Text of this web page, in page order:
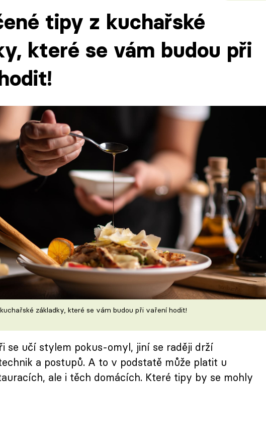
tipy z kuchařské
které se vám budou při
základky, které se vám budou při vaření hodit!
se učí stylem pokus-omyl, jiní se raději drží
a postupů. A to v podstatě může platit u
ale i těch domácích. Které tipy by se mohly